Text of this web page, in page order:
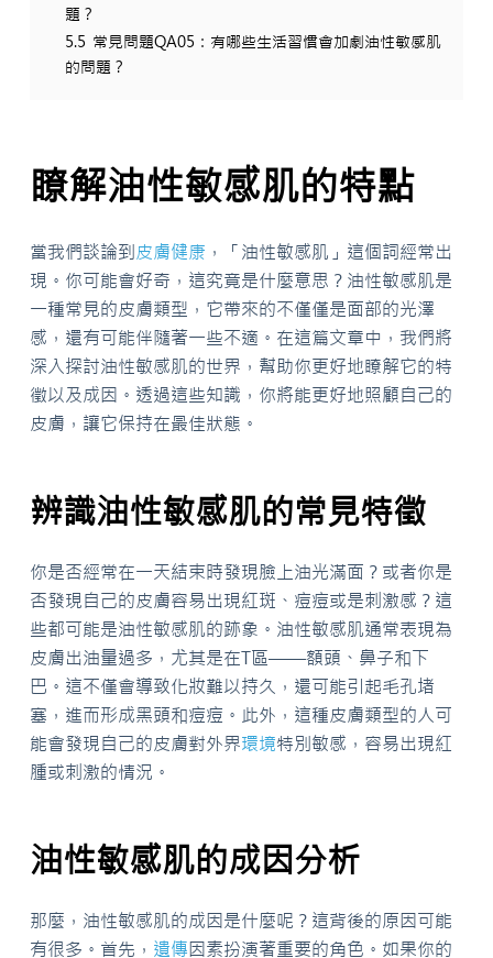
題？
5.5 常見問題QA05：有哪些生活習慣會加劇油性敏感肌
的問題？
瞭解油性敏感肌的特點
當我們談論到皮膚健康 ，「油性敏感肌」這個詞經常出
現。你可能會好奇，這究竟是什麼意思？油性敏感肌是
一種常見的皮膚類型，它帶來的不僅僅是面部的光澤
感，還有可能伴隨著一些不適。在這篇文章中，我們將
深入探討油性敏感肌的世界，幫助你更好地瞭解它的特
徵以及成因。透過這些知識，你將能更好地照顧自己的
皮膚，讓它保持在最佳狀態。
辨識油性敏感肌的常見特徵
你是否經常在一天結束時發現臉上油光滿面？或者你是
否發現自己的皮膚容易出現紅斑、痘痘或是刺激感？這
些都可能是油性敏感肌的跡象。油性敏感肌通常表現為
皮膚出油量過多，尤其是在T區——額頭、鼻子和下
巴。這不僅會導致化妝難以持久，還可能引起毛孔堵
塞，進而形成黑頭和痘痘。此外，這種皮膚類型的人可
能會發現自己的皮膚對外界環境特別敏感，容易出現紅
腫或刺激的情況。
油性敏感肌的成因分析
那麼，油性敏感肌的成因是什麼呢？這背後的原因可能
有很多。首先， 遺傳因素扮演著重要的角色。如果你的